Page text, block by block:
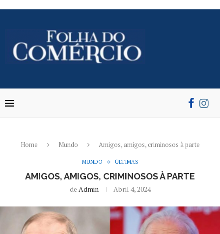
Home Mundo Amigos, amigos, criminosos à parte
MUNDO ÚLTIMAS
AMIGOS, AMIGOS, CRIMINOSOS À PARTE
de Admin Abril 4, 2024